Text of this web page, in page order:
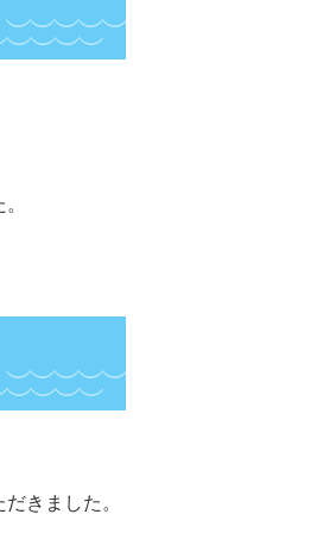
きました。